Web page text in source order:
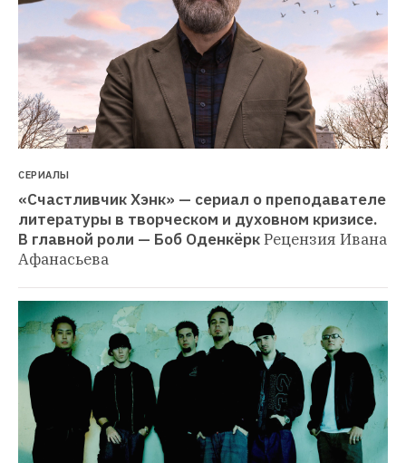
СЕРИАЛЫ
«Счастливчик Хэнк» — сериал о преподавателе
литературы в творческом и духовном кризисе.
В главной роли — Боб ОденкёркРецензия Ивана
Афанасьева